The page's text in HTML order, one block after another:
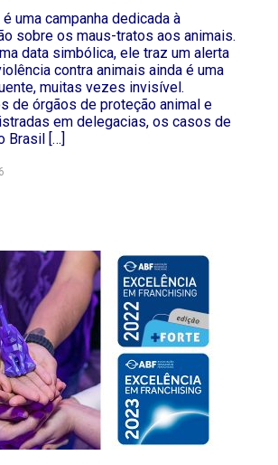
uma campanha dedicada à
sobre os maus-tratos aos animais.
data simbólica, ele traz um alerta
contra animais ainda é uma
muitas vezes invisível.
de órgãos de proteção animal e
em delegacias, os casos de
Brasil […]